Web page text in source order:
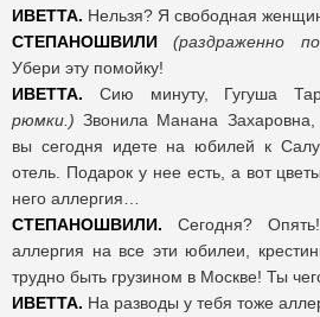
ИВЕТТА. Нельзя? Я свободная
СТЕПАНОШВИЛИ(раздраженно
Убери эту помойку!
ИВЕТТА. Сию минуту, Гугуша
рюмки.) Звонила Манана Захаровна,
вы сегодня идете на юбилей к
отель. Подарок у нее есть, а вот
него аллергия…
СТЕПАНОШВИЛИ. Сегодня?
аллергия на все эти юбилеи,
трудно быть грузином в Москве! Ты
ИВЕТТА. На разводы у тебя тоже